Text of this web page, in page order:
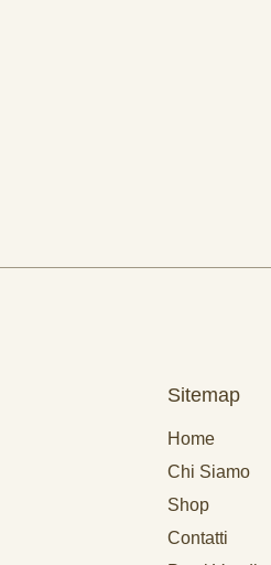
Sitemap
Home
Chi Siamo
Shop
Contatti